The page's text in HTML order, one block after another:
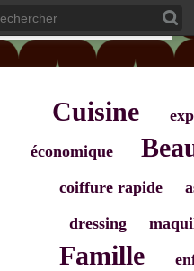
Cuisine
économique
coiffure rapide
dressing
Famille